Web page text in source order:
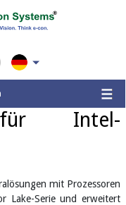
für Intel-
mit Prozessoren
Lake-Serie und erweitert